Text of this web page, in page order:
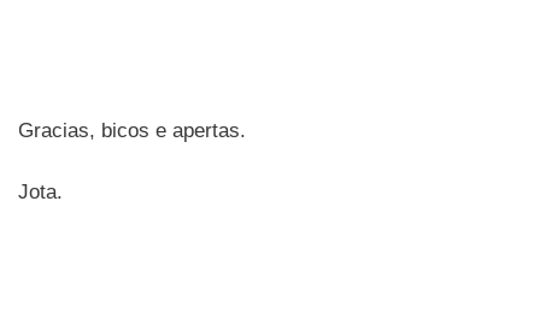
Gracias, bicos e apertas.
Jota.